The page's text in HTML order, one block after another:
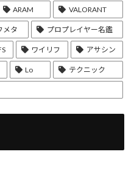
ARAM VALORANT
メタ プロプレイヤー名鑑
ワイリフ アサシン
Lo テクニック